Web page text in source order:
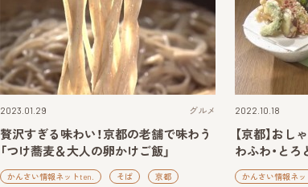
2023.01.29 グルメ
贅沢すぎる味わい！京都の老舗で味わう
「つけ蕎麦＆大人の卵かけご飯」
かんさい情報ネットten. そば 京都
2022.10.18
【京都】おし
わふわ・とろ
かんさい情報ネッ